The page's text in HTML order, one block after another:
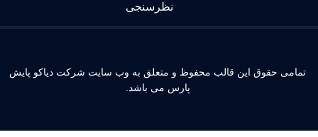
نظرسنجی
حقوق این قالب محفوظ و متعلق به وب سایت شرکت دیاکو پایش
پارس می باشد.